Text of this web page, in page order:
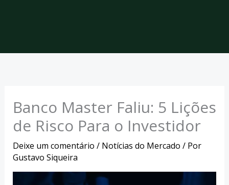
Banco Master Faliu: 5 Lições
de Risco Para o Investidor
Deixe um comentário / Notícias do Mercado / Por
Gustavo Siqueira